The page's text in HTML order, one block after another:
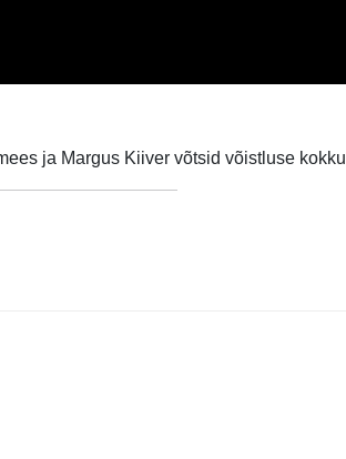
ja Margus Kiiver võtsid võistluse kokku